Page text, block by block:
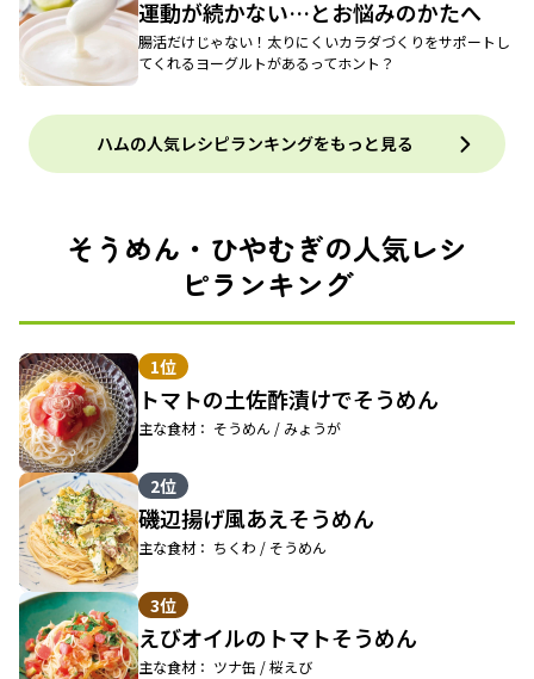
運動が続かない…とお悩みのかたへ
腸活だけじゃない！太りにくいカラダづくりをサポートし
てくれるヨーグルトがあるってホント？
ハムの人気レシピランキングをもっと見る
そうめん・ひやむぎの人気レシ
ピランキング
1位
トマトの土佐酢漬けでそうめん
主な食材： そうめん / みょうが
2位
磯辺揚げ風あえそうめん
主な食材： ちくわ / そうめん
3位
えびオイルのトマトそうめん
主な食材： ツナ缶 / 桜えび